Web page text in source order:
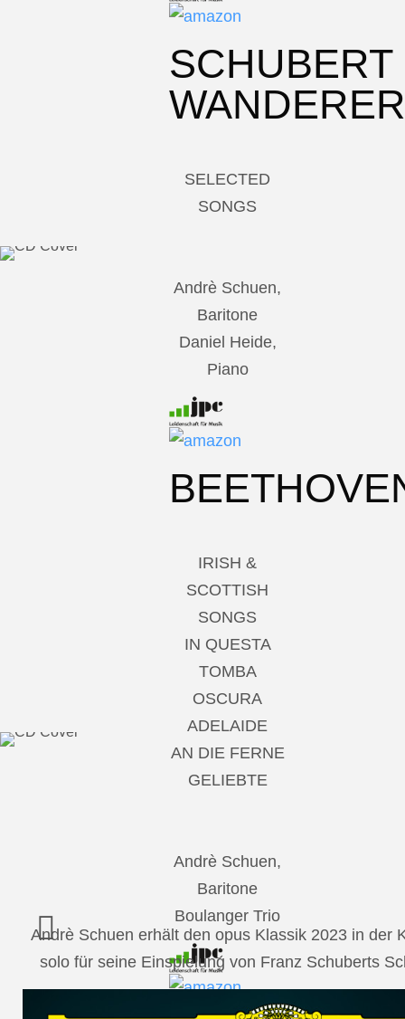
SCHUBERT
WANDERER
SELECTED
SONGS
Andrè Schuen,
Baritone
Daniel Heide,
Piano
IRISH &
SCOTTISH
SONGS
IN QUESTA
TOMBA
OSCURA
ADELAIDE
AN DIE FERNE
GELIEBTE
Andrè Schuen,
Baritone
Boulanger Trio
Andrè Schuen erhält den opus Klassik 2023 in der
solo für seine Einspielung von Franz Schuberts